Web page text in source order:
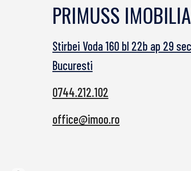
PRIMUSS
Stirbei Voda 160 bl 22b ap 29
Bucuresti
0744.212.102
office@imoo.ro